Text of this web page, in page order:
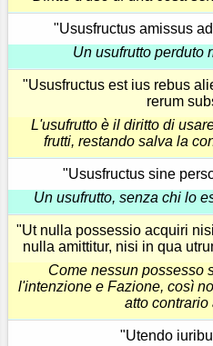
"Ususfructus amissus
Un usufrutto perduto
"Ususfructus est ius rebus
rerum
L'usufrutto è il diritto di
frutti, restando salva la
"Ususfructus sine
Un usufrutto, senza chi lo
"Ut nulla possessio acquiri
nulla amittitur, nisi in qua
Come nessun possesso
l'intenzione e Fazione, così
atto contrario
"Utendo